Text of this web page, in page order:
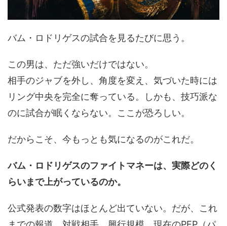
バム・ロドリゲスの試合を見るたびに思う。
この男は、ただ強いだけではない。
相手のジャブを外し、角度を変え、気づいた時には
リング中央を完全に奪っている。しかも、技巧派な
のに試合が眠くならない。ここが恐ろしい。
だからこそ、今もっとも気になるのがこれだ。
バム・ロドリゲスのファイトマネーは、実際どのく
らいまで上がっているのか。
公式発表の数字はほとんど出ていない。だが、これ